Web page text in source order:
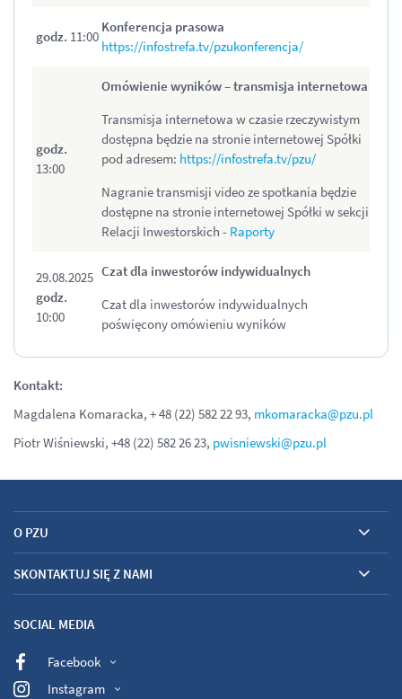
godz. 11:00
Konferencja prasowa
https://infostrefa.tv/pzukonferencja/
godz.
13:00
Omówienie wyników–transmisja internetowa
Transmisja internetowa w czasie rzeczywistym
dostępna będzie na stronie internetowej Spółki
pod adresem: https://infostrefa.tv/pzu/
Nagranie transmisji video ze spotkania będzie
dostępne na stronie internetowej Spółki w sekcji
Relacji Inwestorskich - Raporty
29.08.2025
godz.
10:00
Czat dla inwestorów indywidualnych
Czat dla inwestorów indywidualnych
poświęcony omówieniu wyników
Kontakt:
Magdalena Komaracka, + 48 (22) 582 22 93, mkomaracka@pzu.pl
Piotr Wiśniewski, +48 (22) 582 26 23, pwisniewski@pzu.pl
O PZU
SKONTAKTUJ SIĘ Z NAMI
SOCIAL MEDIA
Facebook
Instagram